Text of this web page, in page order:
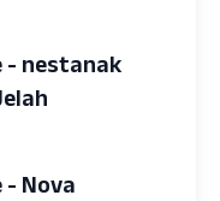
- nestanak
- Nova